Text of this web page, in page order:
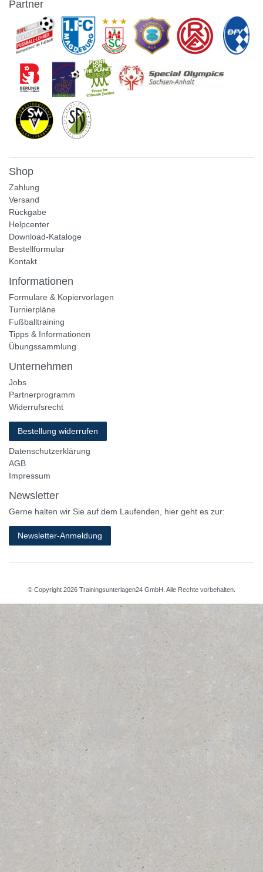
Partner
Shop
Zahlung
Versand
Rückgabe
Helpcenter
Download-Kataloge
Bestellformular
Kontakt
Informationen
Formulare & Kopiervorlagen
Turnierpläne
Fußballtraining
Tipps & Informationen
Übungssammlung
Unternehmen
Jobs
Partnerprogramm
Widerrufsrecht
Bestellung widerrufen
Datenschutzerklärung
AGB
Impressum
Newsletter
Gerne halten wir Sie auf dem Laufenden, hier geht es zur:
Newsletter-Anmeldung
© Copyright 2026 Trainingsunterlagen24 GmbH. Alle Rechte vorbehalten.